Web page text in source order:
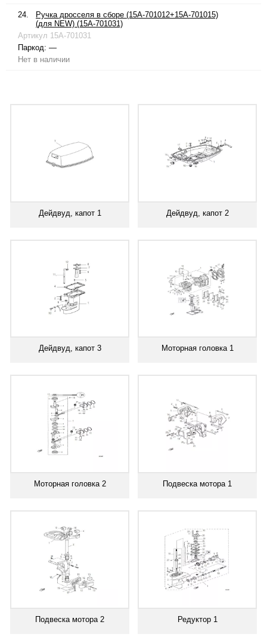
24.
Ручка дросселя в сборе (15A-701012+15A-701015)
(для NEW) (15A-701031)
Артикул 15A-701031
Паркод: —
Нет в наличии
Дейдвуд, капот 1 Дейдвуд, капот 2
Дейдвуд, капот 3 Моторная головка 1
Моторная головка 2 Подвеска мотора 1
Подвеска мотора 2 Редуктор 1